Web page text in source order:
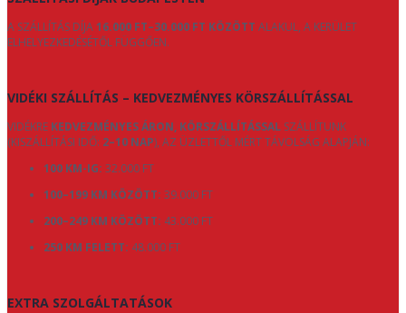
A SZÁLLÍTÁS DÍJA16.000 FT–30.000 FT KÖZÖTT ALAKUL, A KERÜLET
ELHELYEZKEDÉSÉTŐL FÜGGŐEN.
VIDÉKI SZÁLLÍTÁS – KEDVEZMÉNYES KÖRSZÁLLÍTÁSSAL
VIDÉKRE KEDVEZMÉNYES ÁRON, KÖRSZÁLLÍTÁSSAL SZÁLLÍTUNK
(KISZÁLLÍTÁSI IDŐ: 2–10 NAP), AZ ÜZLETTŐL MÉRT TÁVOLSÁG ALAPJÁN:
100 KM-IG: 32.000 FT
100–199 KM KÖZÖTT: 39.000 FT
200–249 KM KÖZÖTT: 43.000 FT
250 KM FELETT: 48.000 FT
EXTRA SZOLGÁLTATÁSOK